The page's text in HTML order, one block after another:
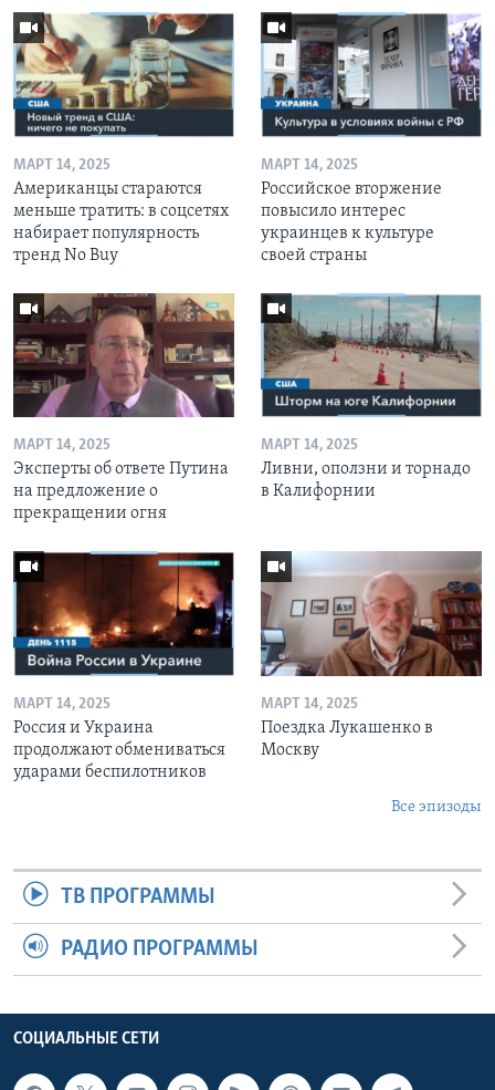
МАРТ 14, 2025
Американцы стараются
меньше тратить: в соцсетях
набирает популярность
тренд No Buy
МАРТ 14, 2025
Российское вторжение
повысило интерес
украинцев к культуре
своей страны
МАРТ 14, 2025
Эксперты об ответе Путина
на предложение о
прекращении огня
МАРТ 14, 2025
Ливни, оползни и торнадо
в Калифорнии
МАРТ 14, 2025
Россия и Украина
продолжают обмениваться
ударами беспилотников
МАРТ 14, 2025
Поездка Лукашенко в
Москву
Все эпизоды
ТВ ПРОГРАММЫ
РАДИО ПРОГРАММЫ
СОЦИАЛЬНЫЕ СЕТИ